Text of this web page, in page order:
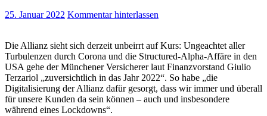
25. Januar 2022 Kommentar hinterlassen
Die Allianz sieht sich derzeit unbeirrt auf Kurs: Ungeachtet aller
Turbulenzen durch Corona und die Structured-Alpha-Affäre in den
USA gehe der Münchener Versicherer laut Finanzvorstand Giulio
Terzariol „zuversichtlich in das Jahr 2022“. So habe „die
Digitalisierung der Allianz dafür gesorgt, dass wir immer und überall
für unsere Kunden da sein können – auch und insbesondere
während eines Lockdowns“.